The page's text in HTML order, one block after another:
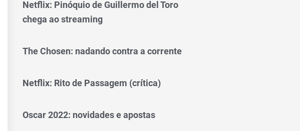
Netflix: Pinóquio de Guillermo del Toro
chega ao streaming
The Chosen: nadando contra a corrente
Netflix: Rito de Passagem (crítica)
Oscar 2022: novidades e apostas